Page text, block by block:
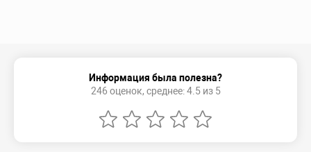
Информация была полезна?
246 оценок, среднее: 4.5 из 5